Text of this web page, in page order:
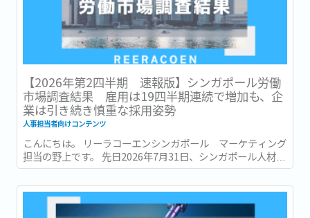
【2026年第2四半期 速報版】シンガポール労働
市場調査結果 雇用は19四半期連続で増加も、企
業は引き続き慎重な採用姿勢
人事担当者向けコンテンツ
こんにちは。 リーラコーエンシンガポール マーケティング
担当の野上です。 先日2026年7月31日、シンガポール人材開
発省 (Ministry of Manpower : 以降MOM) は、2026年第2四
半期 (4~6月) の労働市場速報 (Labour Market Advance...